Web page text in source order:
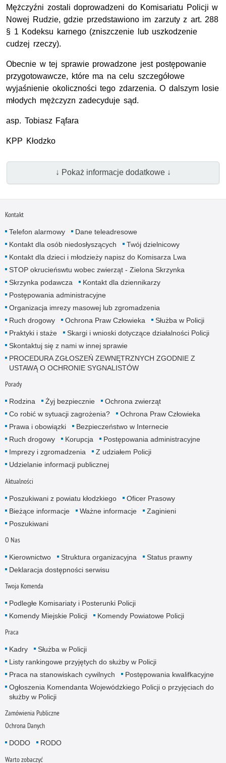
Mężczyźni zostali doprowadzeni do Komisariatu Policji w
Nowej Rudzie, gdzie przedstawiono im zarzuty z art. 288
§ 1 Kodeksu karnego (zniszczenie lub uszkodzenie
cudzej rzeczy).
Obecnie w tej sprawie prowadzone jest postępowanie
przygotowawcze, które ma na celu szczegółowe
wyjaśnienie okoliczności tego zdarzenia. O dalszym losie
młodych mężczyzn zadecyduje sąd.
asp. Tobiasz Fąfara
KPP Kłodzko
↓ Pokaż informacje dodatkowe ↓
Kontakt
Telefon alarmowy
Dane teleadresowe
Kontakt dla osób niedosłyszących
Twój dzielnicowy
Kontakt dla dzieci i młodzieży napisz do Komisarza Lwa
STOP okrucieńswtu wobec zwierząt - Zielona Skrzynka
Skrzynka podawcza
Kontakt dla dziennikarzy
Postępowania administracyjne
Organizacja imrezy masowej lub zgromadzenia
Ruch drogowy
Ochrona Praw Człowieka
Służba w Policji
Praktyki i staże
Skargi i wnioski dotyczące działalności Policji
Skontaktuj się z nami w innej sprawie
PROCEDURA ZGŁOSZEŃ ZEWNĘTRZNYCH ZGODNIE Z
USTAWĄ O OCHRONIE SYGNALISTÓW
Porady
Rodzina Żyj bezpiecznie
Ochrona zwierząt
Co robić w sytuacji zagrożenia?
Ochrona Praw Człowieka
Prawa i obowiązki
Bezpieczeństwo w Internecie
Ruch drogowy
Korupcja
Postępowania administracyjne
Imprezy i zgromadzenia
Z udziałem Policji
Udzielanie informacji publicznej
Aktualności
Poszukiwani z powiatu kłodzkiego
Oficer Prasowy
Bieżące informacje
Ważne informacje
Zaginieni
Poszukiwani
O Nas
Kierownictwo Struktura organizacyjna
Status prawny
Deklaracja dostępności serwisu
Twoja Komenda
Podległe Komisariaty i Posterunki Policji
Komendy Miejskie Policji
Komendy Powiatowe Policji
Praca
Kadry
Służba w Policji
Listy rankingowe przyjętych do służby w Policji
Praca na stanowiskach cywilnych
Postępowania kwalifkacyjne
Ogłoszenia Komendanta Wojewódzkiego Policji o przyjęciach do
służby w Policji
Zamówienia Publiczne
Ochrona Danych
DODO RODO
Warto zobaczyć